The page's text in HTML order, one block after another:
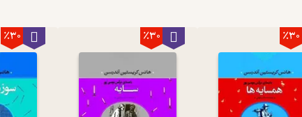
٪30 ٪30 ٪30